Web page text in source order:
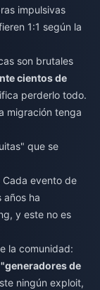
impulsivas
1:1 según la
son brutales
cientos de
perderlo todo.
migración tenga
que se
evento de
años ha
y este no es
la comunidad:
de
ningún exploit,